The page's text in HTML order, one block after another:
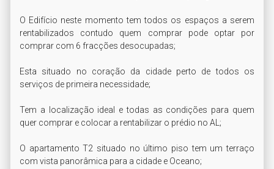
O Edifício neste momento tem todos os espaços a serem
rentabilizados contudo quem comprar pode optar por
comprar com 6 fracções desocupadas;
Esta situado no coração da cidade perto de todos os
serviços de primeira necessidade;
Tem a localização ideal e todas as condições para quem
quer comprar e colocar a rentabilizar o prédio no AL;
O apartamento T2 situado no último piso tem um terraço
com vista panorâmica para a cidade e Oceano;